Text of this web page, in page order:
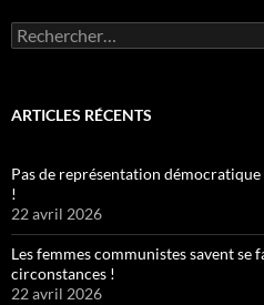
Rechercher :
ARTICLES RÉCENTS
Pas de représentation
!
22 avril 2026
Les femmes communistes savent se
circonstances !
22 avril 2026